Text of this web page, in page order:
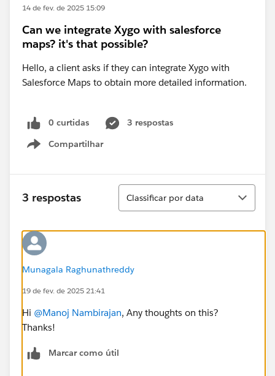
14 de fev. de 2025 15:09
Can we integrate Xygo with salesforce
maps? it's that possible?
Hello, a client asks if they can integrate Xygo with
Salesforce Maps to obtain more detailed information.
0 curtidas
3 respostas
Compartilhar
Show menu
3 respostas
Classificar
Classificar por data
Munagala Raghunathreddy
19 de fev. de 2025 21:41
Hi @Manoj Nambirajan, Any thoughts on this?
Thanks!
Marcar como útil